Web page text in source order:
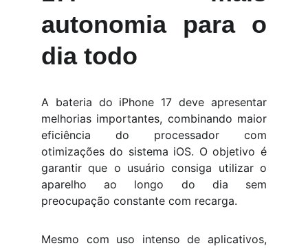
autonomia para o
dia todo
A bateria do iPhone 17 deve apresentar
melhorias importantes, combinando maior
eficiência do processador com
otimizações do sistema iOS. O objetivo é
garantir que o usuário consiga utilizar o
aparelho ao longo do dia sem
preocupação constante com recarga.
Mesmo com uso intenso de aplicativos,